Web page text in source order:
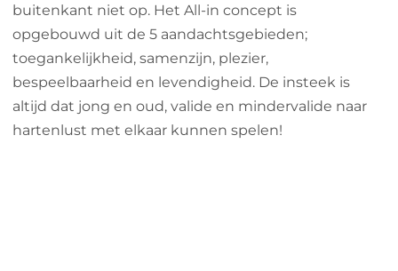
buitenkant niet op. Het All-in concept is
opgebouwd uit de 5 aandachtsgebieden;
toegankelijkheid, samenzijn, plezier,
bespeelbaarheid en levendigheid. De insteek is
altijd dat jong en oud, valide en mindervalide naar
hartenlust met elkaar kunnen spelen!